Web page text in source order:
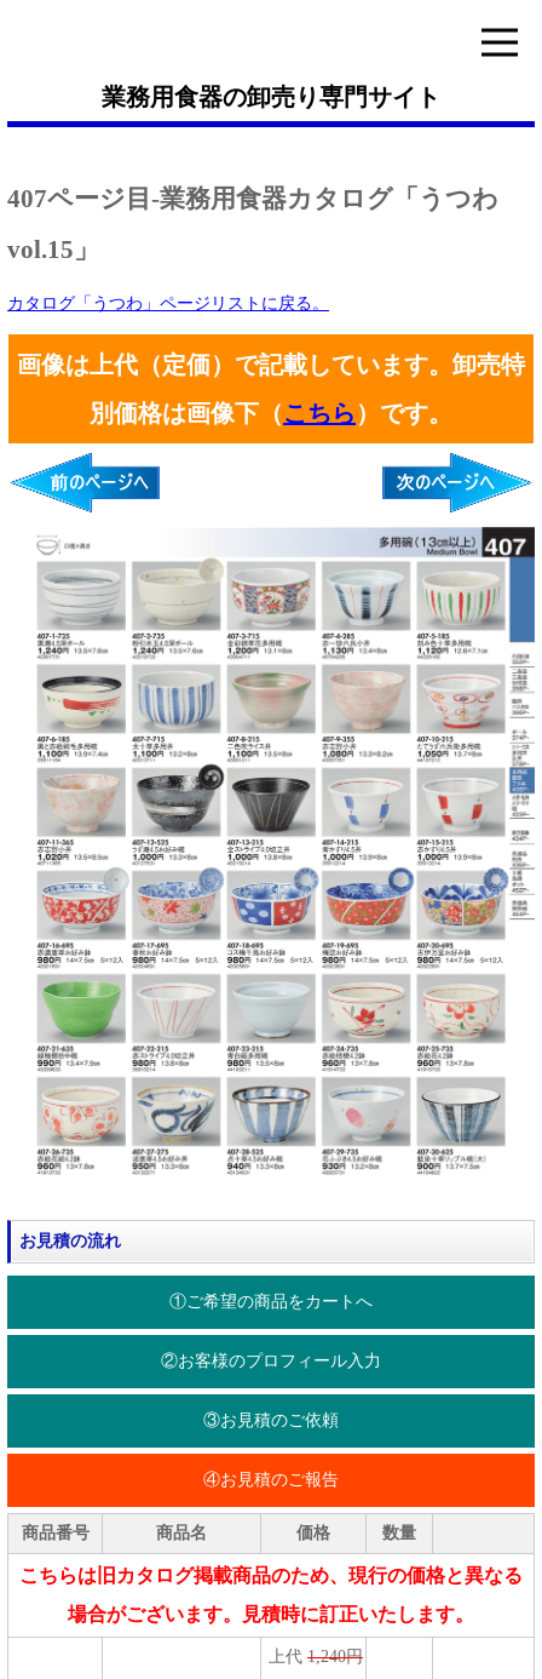
業務用食器の卸売り専門サイト
407ページ目-業務用食器カタログ「うつわ
vol.15」
カタログ「うつわ」ページリストに戻る。
画像は上代（定価）で記載しています。卸売特
別価格は画像下（こちら ）です。
お見積の流れ
①ご希望の商品をカートへ
②お客様のプロフィール入力
③お見積のご依頼
④お見積のご報告
商品番号 商品名 価格 数量
こちらは旧カタログ掲載商品のため、現行の価格と異なる
場合がございます。見積時に訂正いたします。
上代 1,240円